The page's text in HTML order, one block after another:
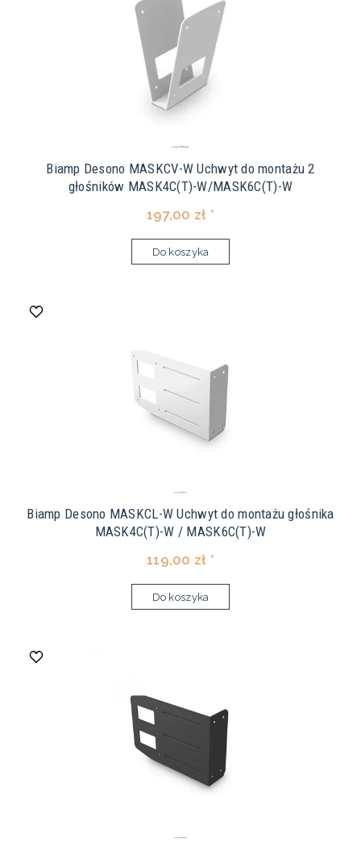
Biamp Desono MASKCV-W Uchwyt do montażu 2
głośników MASK4C(T)-W/MASK6C(T)-W
197,00 zł *
Do koszyka
Biamp Desono MASKCL-W Uchwyt do montażu głośnika
MASK4C(T)-W / MASK6C(T)-W
119,00 zł *
Do koszyka